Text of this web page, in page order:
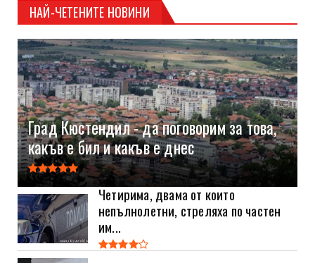
НАЙ-ЧЕТЕНИТЕ НОВИНИ
Град Кюстендил - да поговорим за това,
какъв е бил и какъв е днес
Четирима, двама от които
непълнолетни, стреляха по частен
им...